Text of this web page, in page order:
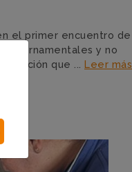
el primer encuentro de
y no
que ... Leer más